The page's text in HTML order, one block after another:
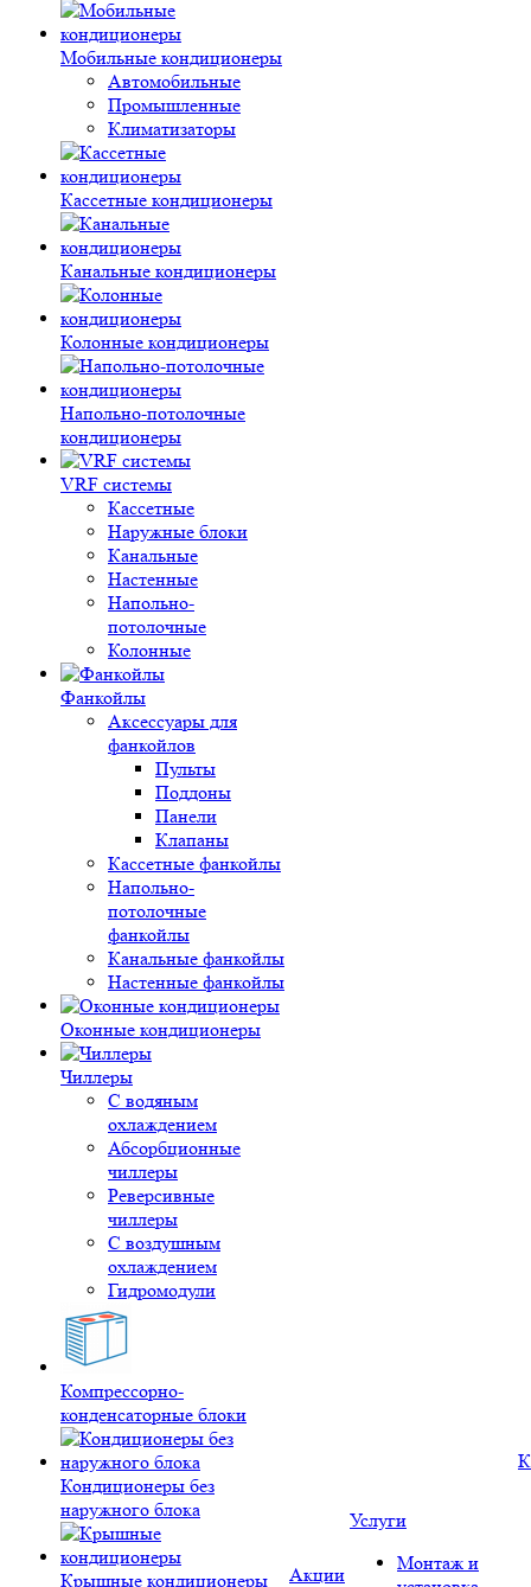
Мобильные кондиционеры
Автомобильные
Промышленные
Климатизаторы
Кассетные кондиционеры
Канальные кондиционеры
Колонные кондиционеры
Напольно-потолочные
кондиционеры
VRF системы
Кассетные
Наружные блоки
Канальные
Настенные
Напольно-
потолочные
Колонные
Фанкойлы
Аксессуары для
фанкойлов
Пульты
Поддоны
Панели
Клапаны
Кассетные фанкойлы
Напольно-
потолочные
фанкойлы
Канальные фанкойлы
Настенные фанкойлы
Оконные кондиционеры
Чиллеры
С водяным
охлаждением
Абсорбционные
чиллеры
Реверсивные
чиллеры
С воздушным
охлаждением
Гидромодули
Компрессорно-
конденсаторные блоки
Кондиционеры без
наружного блока
Крышные кондиционеры Акции
Услуги
Монтаж и